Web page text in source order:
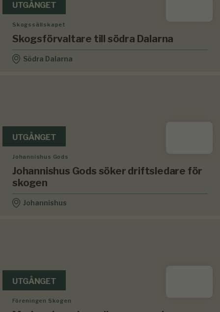
UTGÅNGET
Skogssällskapet
Skogsförvaltare till södra Dalarna
Södra Dalarna
UTGÅNGET
Johannishus Gods
Johannishus Gods söker driftsledare för
skogen
Johannishus
UTGÅNGET
Föreningen Skogen